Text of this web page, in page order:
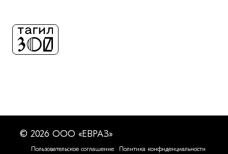
© 2026 ООО «ЕВРАЗ»
Пользовательское соглашение Политика конфиденциальности